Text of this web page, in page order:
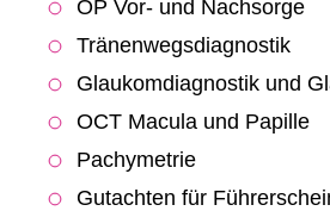
OP Vor- und Nachsorge
Tränenwegsdiagnostik
Glaukomdiagnostik und
OCT Macula und Papille
Pachymetrie
Gutachten für